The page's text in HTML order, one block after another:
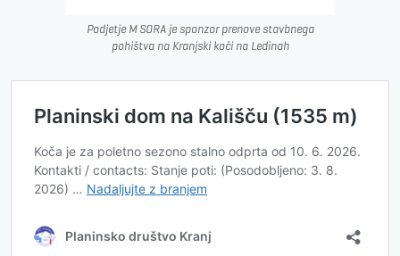
Podjetje M SORA je sponzor prenove stavbnega
pohištva na Kranjski koči na Ledinah